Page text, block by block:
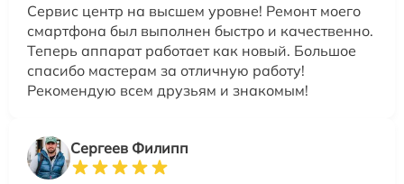
Сервис центр на высшем уровне! Ремонт моего
смартфона был выполнен быстро и качественно.
Теперь аппарат работает как новый. Большое
спасибо мастерам за отличную работу!
Рекомендую всем друзьям и знакомым!
Сергеев Филипп